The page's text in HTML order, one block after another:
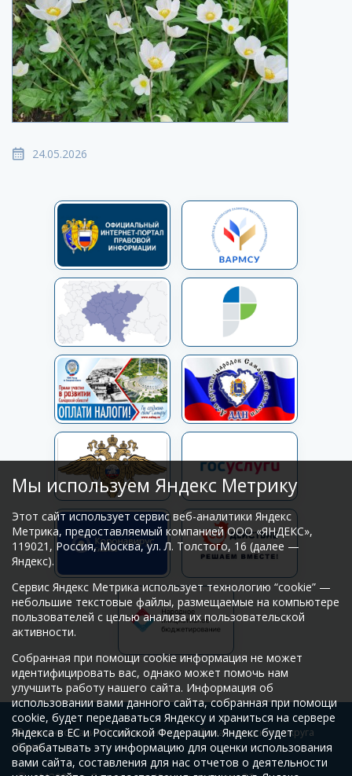
Мы используем Яндекс Метрику
Этот сайт использует сервис веб-аналитики Яндекс
Метрика, предоставляемый компанией ООО «ЯНДЕКС»,
119021, Россия, Москва, ул. Л. Толстого, 16 (далее —
Яндекс).
Сервис Яндекс Метрика использует технологию “cookie” —
небольшие текстовые файлы, размещаемые на компьютере
пользователей с целью анализа их пользовательской
активности.
Собранная при помощи cookie информация не может
идентифицировать вас, однако может помочь нам
улучшить работу нашего сайта. Информация об
использовании вами данного сайта, собранная при помощи
cookie, будет передаваться Яндексу и храниться на сервере
Яндекса в ЕС и Российской Федерации. Яндекс будет
обрабатывать эту информацию для оценки использования
вами сайта, составления для нас отчетов о деятельности
24.05.2026
© Администрация Промышленного района городского округа
Самара